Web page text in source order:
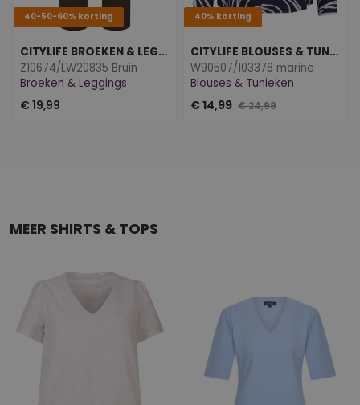
40-50-60% korting
CITYLIFE BROEKEN & LEGGINGS
Z10674/LW20835 Bruin
Broeken & Leggings
€ 19,99
40% korting
CITYLIFE BLOUSES & TUNIEKEN
W90507/103376 marine
Blouses & Tunieken
€ 14,99 € 24,99
MEER SHIRTS & TOPS